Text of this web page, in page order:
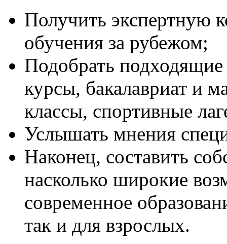
Получить экспертную
обучения за рубежом;
Подобрать
курсы, бакалавриат и
классы, спортивные
Услышать мнения
Наконец, составить
насколько широкие
современное
так и для взрослых.